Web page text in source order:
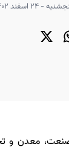
- ۲۴ اسفند ۱۴۰۲ - ۱۲:۳۸